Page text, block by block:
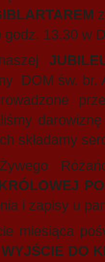
godz. 13.30 w
DOM św. br.
składamy
i zapisy u
miesiąca
DO